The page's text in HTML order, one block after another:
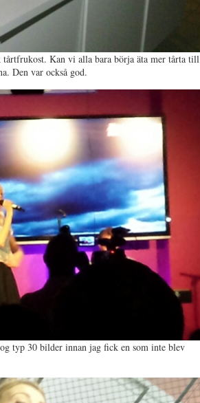
Kan vi alla bara börja äta mer tårta till
Den var också god.
typ 30 bilder innan jag fick en som inte blev